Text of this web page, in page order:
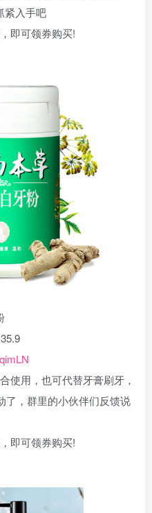
紧入手吧
即可领券购买!
使用，也可代替牙膏刷牙，
了，群里的小伙伴们反馈说
即可领券购买!